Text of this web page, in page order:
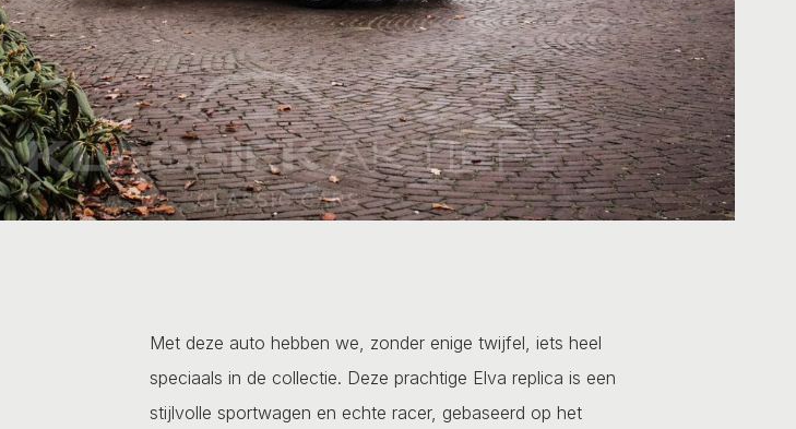
Met deze auto hebben we, zonder enige twijfel, iets heel
speciaals in de collectie. Deze prachtige Elva replica is een
stijlvolle sportwagen en echte racer, gebaseerd op het